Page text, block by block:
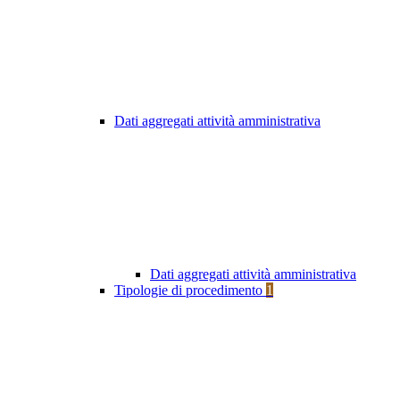
Dati aggregati attività amministrativa
Dati aggregati attività amministrativa
Tipologie di procedimento 1